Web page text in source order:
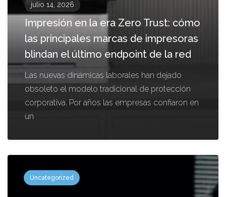
julio 14, 2026
Impresión en la era Zero Trust: cómo
las principales marcas de impresoras
blindan el último endpoint de la red
Las nuevas dinámicas laborales han dejado
obsoleto el modelo tradicional de protección
corporativa. Por años las empresas confiaron en
un
Uncategorized